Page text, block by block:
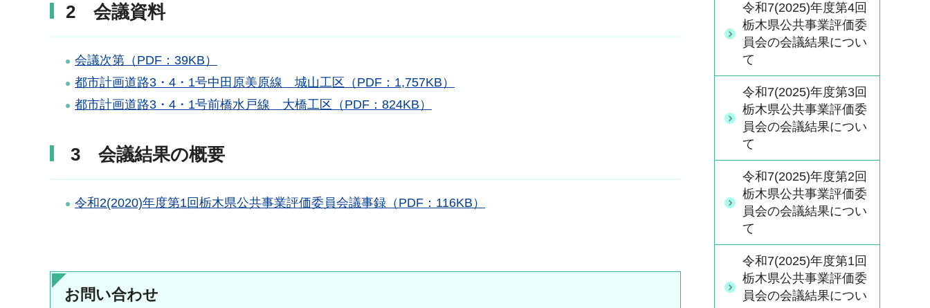
2 会議資料
会議次第（PDF：39KB）
都市計画道路3・4・1号中田原美原線 城山工区（PDF：1,757KB）
都市計画道路3・4・1号前橋水戸線 大橋工区（PDF：824KB）
3 会議結果の概要
令和2(2020)年度第1回栃木県公共事業評価委員会議事録（PDF：116KB）
お問い合わせ
令和7(2025)年度第4回
栃木県公共事業評価委
員会の会議結果につい
て
令和7(2025)年度第3回
栃木県公共事業評価委
員会の会議結果につい
て
令和7(2025)年度第2回
栃木県公共事業評価委
員会の会議結果につい
て
令和7(2025)年度第1回
栃木県公共事業評価委
員会の会議結果につい